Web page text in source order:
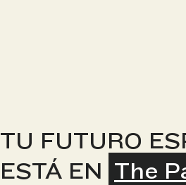
TU FUTURO
ESTÁ EN The